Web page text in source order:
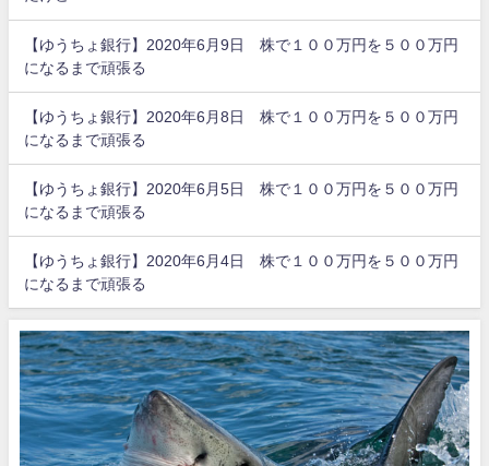
【ゆうちょ銀行】2020年6月9日 株で１００万円を５００万円
になるまで頑張る
【ゆうちょ銀行】2020年6月8日 株で１００万円を５００万円
になるまで頑張る
【ゆうちょ銀行】2020年6月5日 株で１００万円を５００万円
になるまで頑張る
【ゆうちょ銀行】2020年6月4日 株で１００万円を５００万円
になるまで頑張る